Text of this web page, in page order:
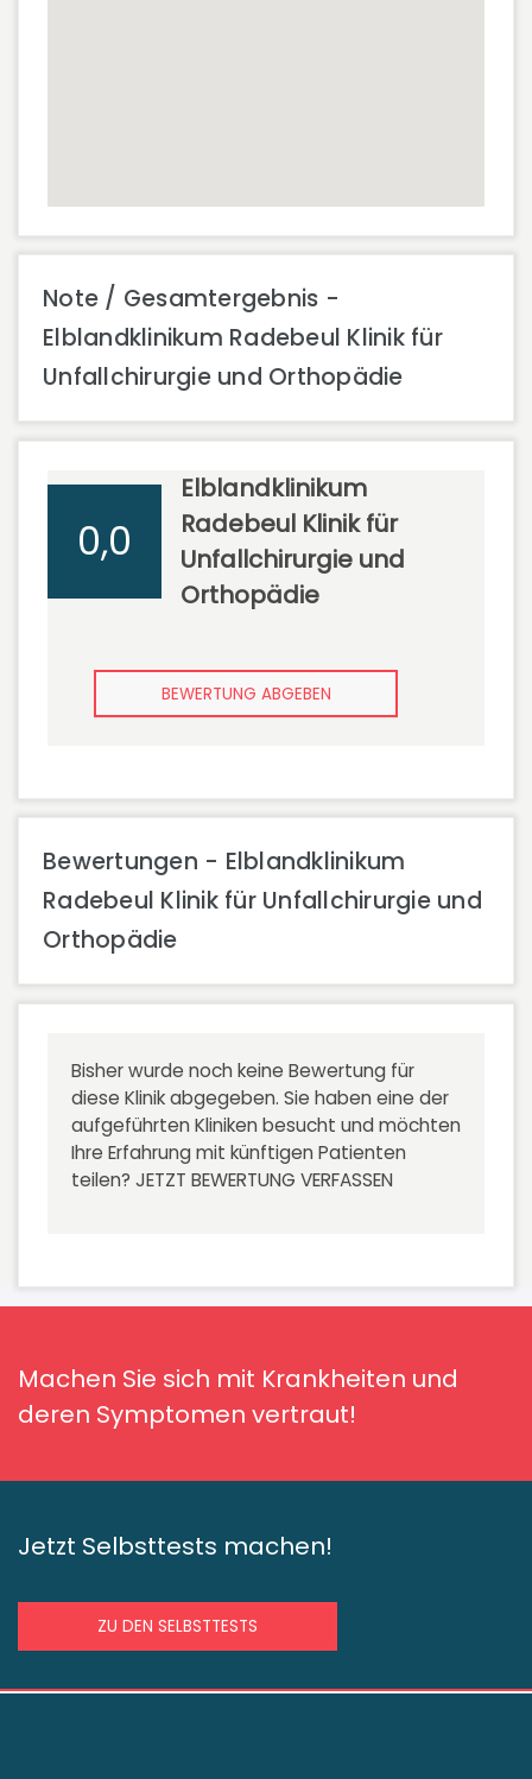
Note / Gesamtergebnis -
Elblandklinikum Radebeul Klinik für
Unfallchirurgie und Orthopädie
0,0
Elblandklinikum
Radebeul Klinik für
Unfallchirurgie und
Orthopädie
BEWERTUNG ABGEBEN
Bewertungen - Elblandklinikum
Radebeul Klinik für Unfallchirurgie und
Orthopädie
Bisher wurde noch keine Bewertung für
diese Klinik abgegeben. Sie haben eine der
aufgeführten Kliniken besucht und möchten
Ihre Erfahrung mit künftigen Patienten
teilen? JETZT BEWERTUNG VERFASSEN
Machen Sie sich mit Krankheiten und
deren Symptomen vertraut!
Jetzt Selbsttests machen!
ZU DEN SELBSTTESTS